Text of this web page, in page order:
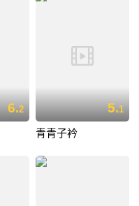
6.2 5.1
青青子衿